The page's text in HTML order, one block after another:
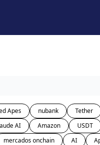
Apes nubank Tether
AI Amazon USDT
mercados onchain AI